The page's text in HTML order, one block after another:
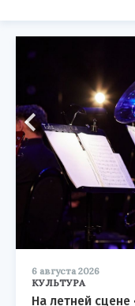
6 августа 2026
КУЛЬТУРА
На летней